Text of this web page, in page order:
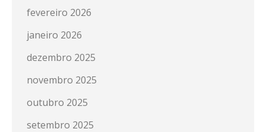
fevereiro 2026
janeiro 2026
dezembro 2025
novembro 2025
outubro 2025
setembro 2025